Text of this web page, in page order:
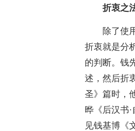
折衷之
除了使
折衷就是分
的判断。钱
述，然后折
圣》篇时，
晔《后汉书
见钱基博《